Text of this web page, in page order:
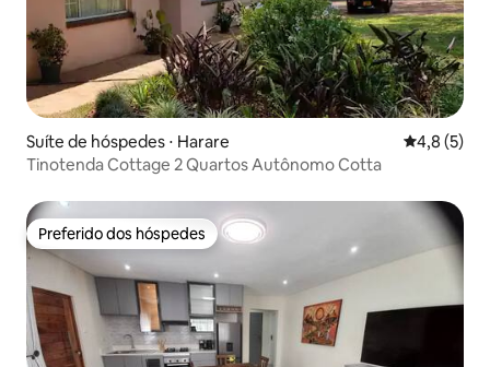
Suíte de hóspedes ⋅ Harare 4,8 de
4,8 (5)
Tinotenda Cottage 2 Quartos Autônomo Cotta
Preferido dos hóspedes
Preferido dos hóspedes